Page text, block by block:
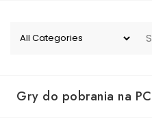
Gry do pobrania na PC